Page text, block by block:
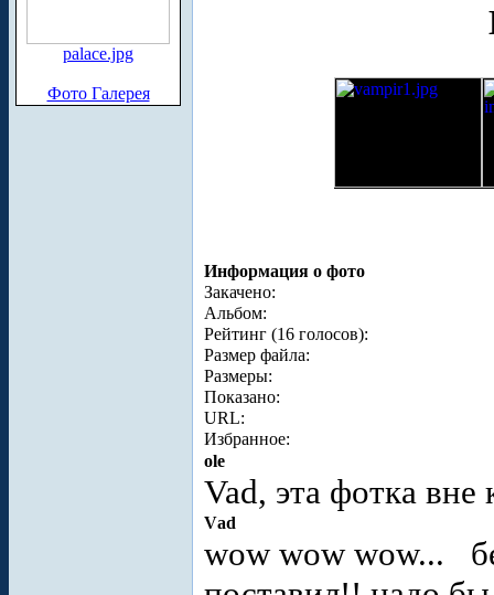
palace.jpg
Фото Галерея
Информация о фото
Закачено:
Альбом:
Рейтинг (16 голосов):
Размер файла:
Размеры:
Показано:
URL:
Избранное:
ole
Vad, эта фотка
Vаd
wow wow wow...